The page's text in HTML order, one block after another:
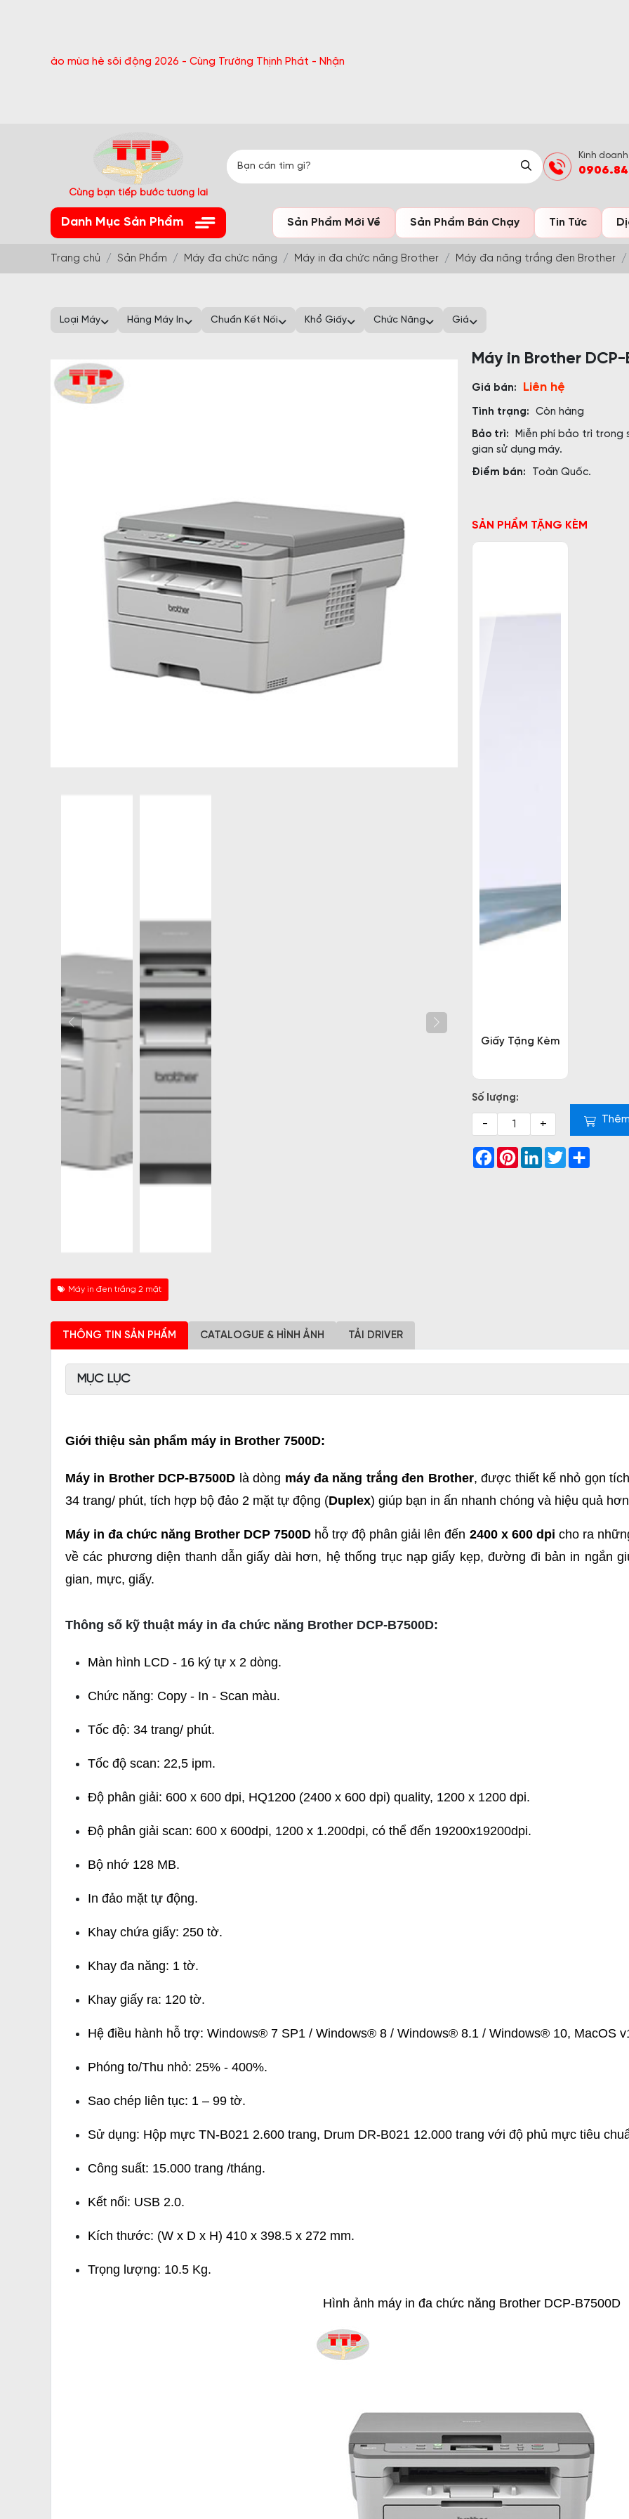
mùa hè sôi động 2026 - Cùng Trường Thịnh Phát - Nhận quà bất ngờ Đón Hè Sang chi tiết tại 'Khuyến Mãi'
Cùng bạn tiếp bước tương lai
Kinh
Danh Mục Sản Phẩm Sản Phẩm Mới Về Sản Phẩm Bán Chạy Tin Tức
Trang chủ Sản Phẩm Máy đa chức năng Máy in đa chức năng Brother Máy đa năng trắng đen Brother
Loại Máy Hãng Máy In Chuẩn Kết Nối Khổ Giấy Chức Năng Giá
Máy in Brother DCP-
Giá bán: Liên hệ
Tình trạng: Còn hàng
Bảo trì:
Miễn phí bảo trì trong
gian sử dụng máy.
Điểm bán: Toàn Quốc.
SẢN PHẨM TẶNG KÈM
Giấy Tặng Kèm
Số lượng:
- +
Facebook
PinterestLinkedInTwitter
Máy in đen trắng 2 mặt
THÔNG TIN SẢN PHẨM CATALOGUE & HÌNH ẢNH TẢI DRIVER
MỤC LỤC
Giới thiệu sản phẩm máy in Brother 7500D:
Máy in Brother DCP-B7500D là dòng máy đa năng trắng đen Brother, được thiết kế nhỏ gọn
34 trang/ phút, tích hợp bộ đảo 2 mặt tự động (Duplex) giúp bạn in ấn nhanh chóng và hiệu quả
Máy in đa chức năng Brother DCP 7500D hỗ trợ độ phân giải lên đến 2400 x 600 dpi cho ra
về các phương diện thanh dẫn giấy dài hơn, hệ thống trục nạp giấy kẹp, đường đi bản in ngắn
gian, mực, giấy.
Thông số kỹ thuật máy in đa chức năng Brother DCP-B7500D:
Màn hình LCD - 16 ký tự x 2 dòng.
Chức năng: Copy - In - Scan màu.
Tốc độ: 34 trang/ phút.
Tốc độ scan: 22,5 ipm.
Độ phân giải: 600 x 600 dpi, HQ1200 (2400 x 600 dpi) quality, 1200 x 1200 dpi.
Độ phân giải scan: 600 x 600dpi, 1200 x 1.200dpi, có thể đến 19200x19200dpi.
Bộ nhớ 128 MB.
In đảo mặt tự động.
Khay chứa giấy: 250 tờ.
Khay đa năng: 1 tờ.
Khay giấy ra: 120 tờ.
Hệ điều hành hỗ trợ: Windows® 7 SP1 / Windows® 8 / Windows® 8.1 / Windows® 10, MacOS
Phóng to/Thu nhỏ: 25% - 400%.
Sao chép liên tục: 1 – 99 tờ.
Sử dụng: Hộp mực TN-B021 2.600 trang, Drum DR-B021 12.000 trang với độ phủ mực tiêu
Công suất: 15.000 trang /tháng.
Kết nối: USB 2.0.
Kích thước: (W x D x H) 410 x 398.5 x 272 mm.
Trọng lượng: 10.5 Kg.
Hình ảnh máy in đa chức năng Brother DCP-B7500D